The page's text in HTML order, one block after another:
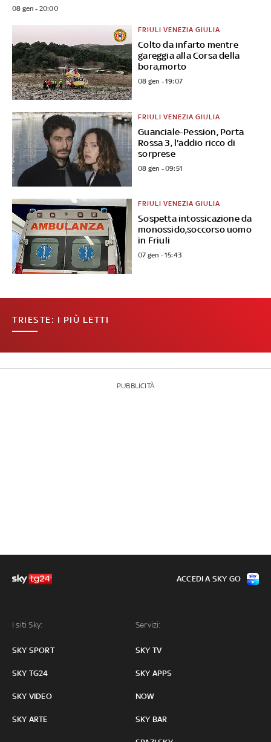
08 gen - 20:00
Colto da infarto mentre
gareggia alla Corsa della
bora,morto
FRIULI VENEZIA GIULIA
08 gen - 19:07
Guanciale-Pession, Porta
Rossa 3, l'addio ricco di
sorprese
FRIULI VENEZIA GIULIA
08 gen - 09:51
Sospetta intossicazione da
monossido,soccorso uomo
in Friuli
FRIULI VENEZIA GIULIA
07 gen - 15:43
TRIESTE: I PIÙ LETTI
PUBBLICITÀ
I siti Sky:
SKY SPORT
SKY TG24
SKY VIDEO
SKY ARTE
Servizi:
SKY TV
SKY APPS
NOW
SKY BAR
ACCEDI A SKY GO